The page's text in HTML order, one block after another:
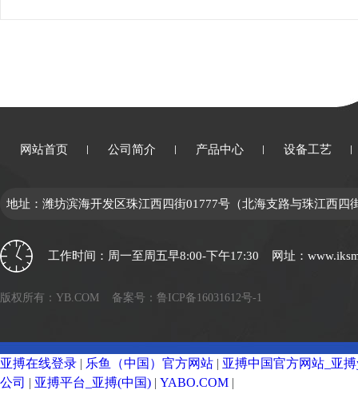
网站首页 公司简介 产品中心 设备工艺
地址：潍坊滨海开发区珠江西四街01777号（北海支路与珠江西四
工作时间：周一至周五早8:00-下午17:30 网址：
版权所有：YB.COM 备案号：鲁ICP备16031612号-1
亚搏在线登录 | 乐鱼（中国）官方网站 | 亚搏中国官方网站_亚搏
公司 | 亚搏平台_亚搏(中国) | YABO.COM |